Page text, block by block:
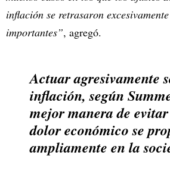
inflación se retrasaron
importantes”, agregó.
Actuar agresivamente
inflación, según
mejor manera de
dolor económico se
ampliamente en la